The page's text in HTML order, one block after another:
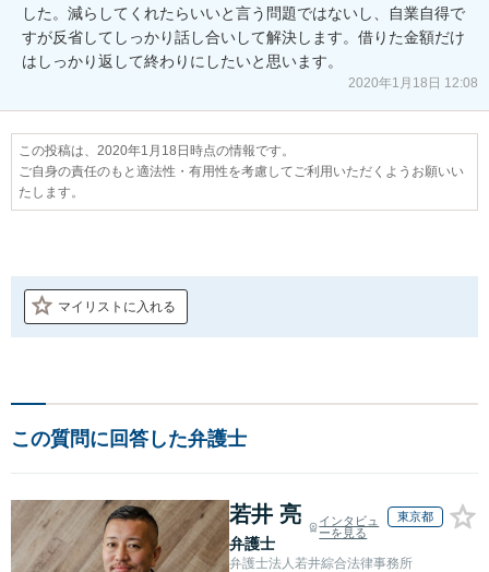
した。減らしてくれたらいいと言う問題ではないし、自業自得で
すが反省してしっかり話し合いして解決します。借りた金額だけ
はしっかり返して終わりにしたいと思います。
2020年1月18日 12:08
この投稿は、2020年1月18日時点の情報です。
ご自身の責任のもと適法性・有用性を考慮してご利用いただくようお願いい
たします。
マイリストに入れる
この質問に回答した弁護士
若井 亮
弁護士
インタビュ
ーを見る
東京都
弁護士法人若井綜合法律事務所